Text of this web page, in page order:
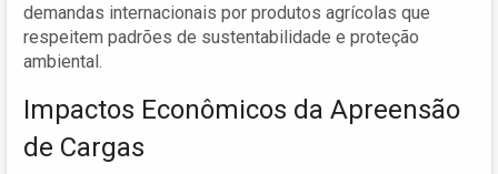
demandas internacionais por produtos agrícolas que
respeitem padrões de sustentabilidade e proteção
ambiental.
Impactos Econômicos da Apreensão
de Cargas